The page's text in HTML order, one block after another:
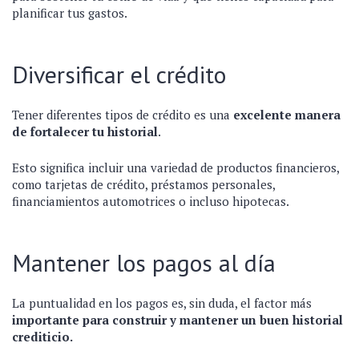
planificar tus gastos.
Diversificar el crédito
Tener diferentes tipos de crédito es una excelente manera
de fortalecer tu historial.
Esto significa incluir una variedad de productos financieros,
como tarjetas de crédito, préstamos personales,
financiamientos automotrices o incluso hipotecas.
Mantener los pagos al día
La puntualidad en los pagos es, sin duda, el factor más
importante para construir y mantener un buen historial
crediticio.